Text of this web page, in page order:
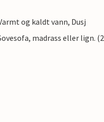
og kaldt vann, Dusj
madrass eller lign. (2